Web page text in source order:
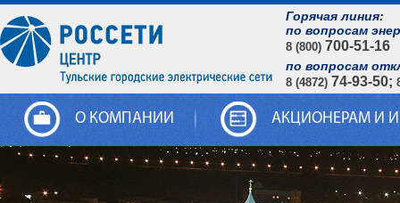
Горячая линия:
по вопросам
8 (800) 700-51-16
по вопросам
8 (4872) 74-93-50;
О КОМПАНИИ АКЦИОНЕРАМ И